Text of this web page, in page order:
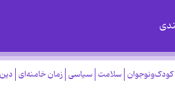
کودک‌ونوجوان سلامت سیاسی زمان خامنه‌ای